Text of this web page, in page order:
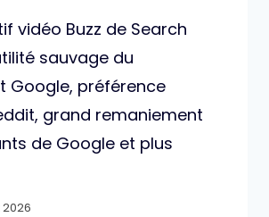
vidéo Buzz de Search
sauvage du
Google, préférence
grand remaniement
de Google et plus